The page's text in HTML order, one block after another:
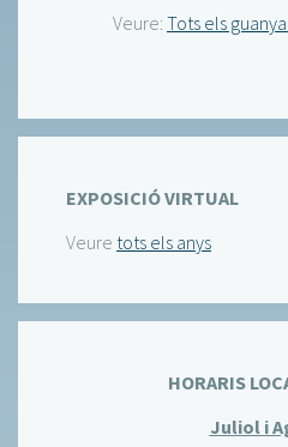
Veure: Tots els
EXPOSICIÓ VIRTUAL
Veure tots els anys
HORARIS
Juliol i